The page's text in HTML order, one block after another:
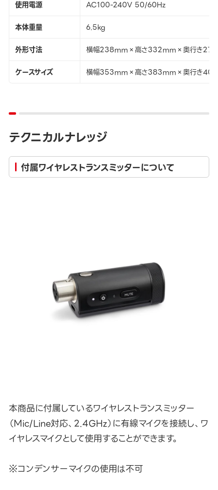
使用電源
AC100-240V 50/60Hz
本体重量
6.5kg
外形寸法
横幅238mm×高さ332mm×奥行き
ケースサイズ
横幅353mm×高さ383mm×奥行き
テクニカルナレッジ
付属ワイヤレストランスミッターについて
本商品に付属しているワイヤレストランスミッター
（Mic/Line対応、2.4GHz）に有線マイクを接続し、ワ
イヤレスマイクとして使用することができます。
※コンデンサーマイクの使用は不可